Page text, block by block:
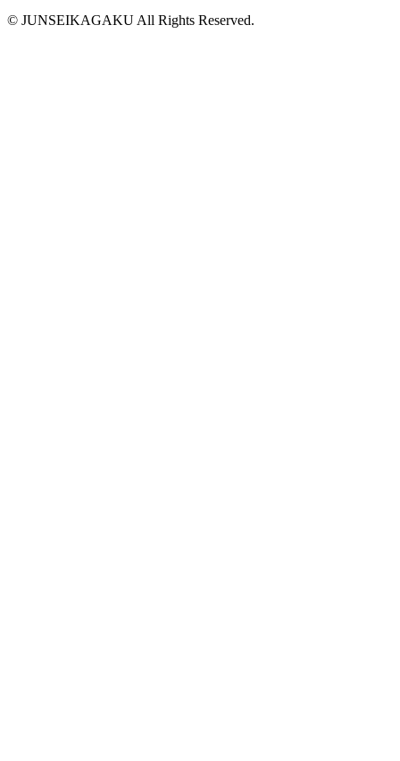
© JUNSEIKAGAKU All Rights Reserved.